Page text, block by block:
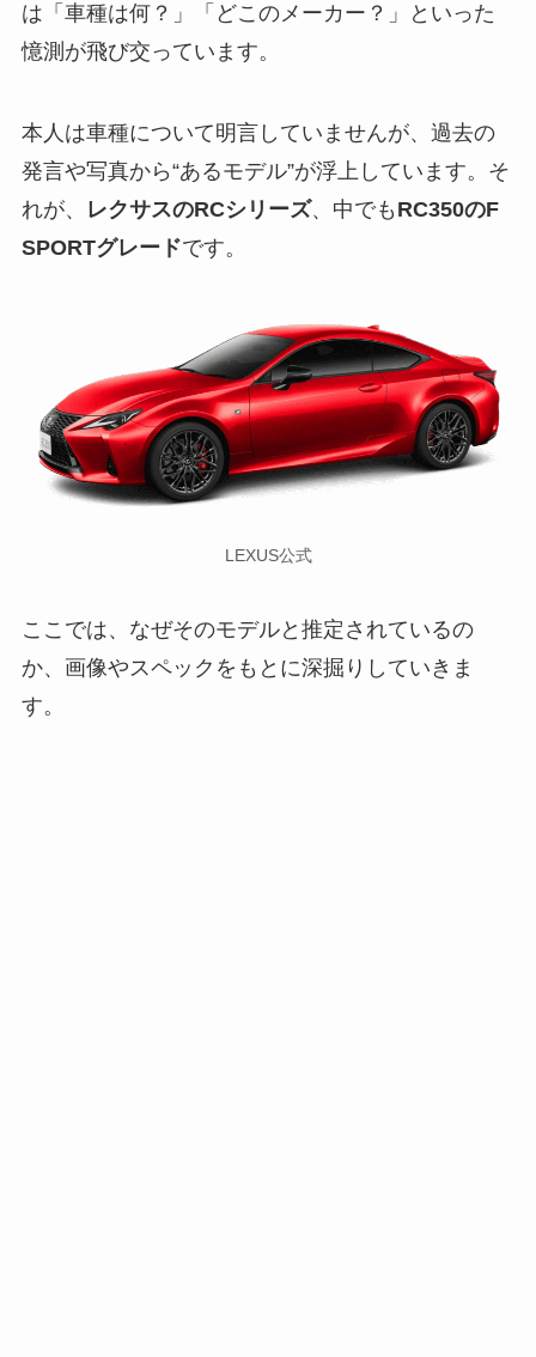
は「車種は何？」「どこのメーカー？」といった
憶測が飛び交っています。
本人は車種について明言していませんが、過去の
発言や写真から“あるモデル”が浮上しています。そ
れが、
レクサスのRCシリーズ、中でも RC350のF
SPORTグレードです。
LEXUS公式
ここでは、なぜそのモデルと推定されているの
か、画像やスペックをもとに深掘りしていきま
す。